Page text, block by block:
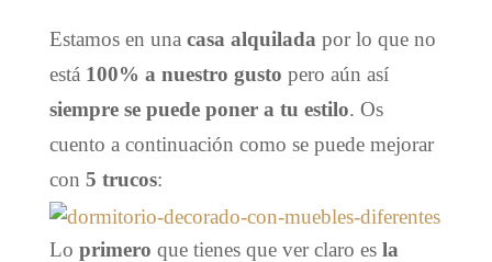
Estamos en una casa alquilada por lo que no
está 100% a nuestro gusto pero aún así
siempre se puede poner a tu estilo. Os
cuento a continuación como se puede mejorar
con 5 trucos:
Lo primero que tienes que ver claro esla